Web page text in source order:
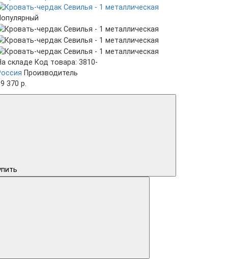
складе Код товара: 3810-
Производитель
370 р.